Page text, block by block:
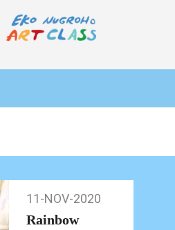
Nov-
11-NOV-2020
Rainbow